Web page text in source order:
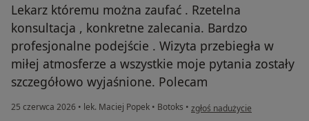
Lekarz któremu można zaufać . Rzetelna
konsultacja , konkretne zalecania. Bardzo
profesjonalne podejście . Wizyta przebiegła w
miłej atmosferze a wszystkie moje pytania zostały
szczegółowo wyjaśnione. Polecam
25 czerwca 2026 • lek. Maciej Popek • Botoks • w opinii użytkownika Anna
zgłoś nadużycie